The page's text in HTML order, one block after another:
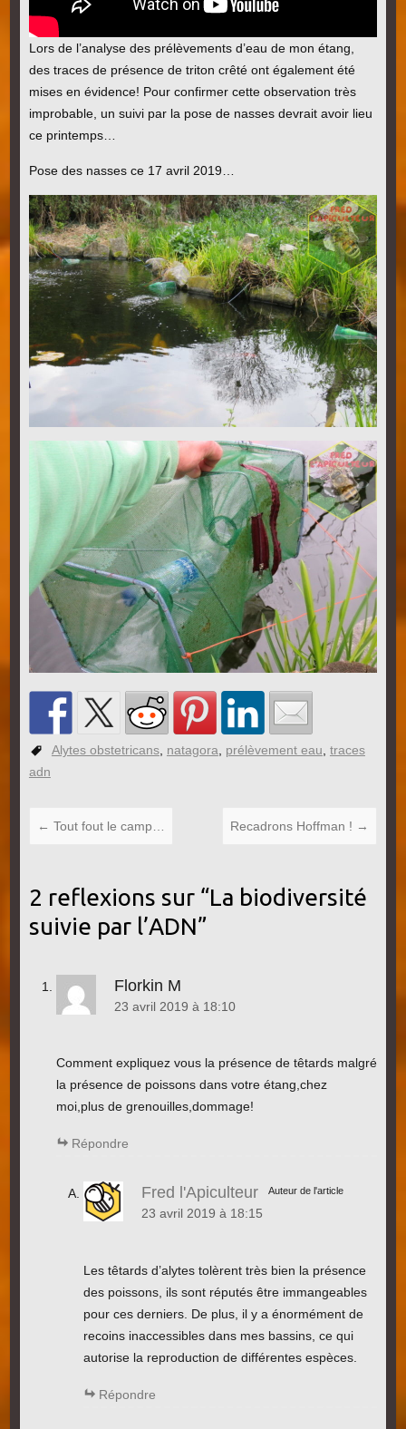
Lors de l’analyse des prélèvements d’eau de mon étang,
des traces de présence de triton crêté ont également été
mises en évidence! Pour confirmer cette observation très
improbable, un suivi par la pose de nasses devrait avoir lieu
ce printemps…
Pose des nasses ce 17 avril 2019…
Alytes obstetricans, natagora prélèvement eau traces
adn
← Tout fout le camp… Recadrons Hoffman ! →
2 reflexions sur “La biodiversité
suivie par l’ADN”
Florkin M
23 avril 2019 à 18:10
Comment expliquez vous la présence de têtards malgré
la présence de poissons dans votre étang,chez
moi,plus de grenouilles,dommage!
Répondre
Fred l'Apiculteur Auteur de l'article
23 avril 2019 à 18:15
Les têtards d’alytes tolèrent très bien la présence
des poissons, ils sont réputés être immangeables
pour ces derniers. De plus, il y a énormément de
recoins inaccessibles dans mes bassins, ce qui
autorise la reproduction de différentes espèces.
Répondre